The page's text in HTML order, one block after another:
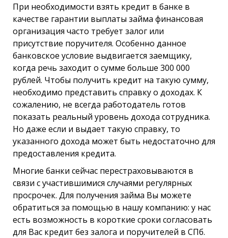
При необходимости взять кредит в банке в
качестве гарантии выплаты займа финансовая
организация часто требует залог или
присутствие поручителя. Особенно данное
банковское условие выдвигается заемщику,
когда речь заходит о сумме больше 300 000
рублей. Чтобы получить кредит на такую сумму,
необходимо представить справку о доходах. К
сожалению, не всегда работодатель готов
показать реальный уровень дохода сотрудника.
Но даже если и выдает такую справку, то
указанного дохода может быть недостаточно для
предоставления кредита.
Многие банки сейчас перестраховываются в
связи с участившимися случаями регулярных
просрочек. Для получения займа Вы можете
обратиться за помощью в нашу компанию: у нас
есть возможность в короткие сроки согласовать
для Вас кредит без залога и поручителей в СПб.